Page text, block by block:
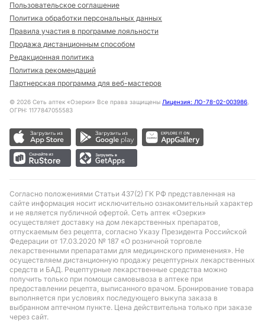
Пользовательское соглашение
Политика обработки персональных данных
Правила участия в программе лояльности
Продажа дистанционным способом
Редакционная политика
Политика рекомендаций
Партнерская программа для веб-мастеров
© 2026 Сеть аптек «Озерки» Все права защищены Лицензия: ЛО-78-02-003986,
ОГРН: 1177847055583
Согласно положениями Статьи 437(2) ГК РФ представленная на
сайте информация носит исключительно ознакомительный характер
и не является публичной офертой. Сеть аптек «Озерки»
осуществляет доставку на дом лекарственных препаратов,
отпускаемым без рецепта, согласно Указу Президента Российской
Федерации от 17.03.2020 № 187 «О розничной торговле
лекарственными препаратами для медицинского применения». Не
осуществляем дистанционную продажу рецептурных лекарственных
средств и БАД. Рецептурные лекарственные средства можно
получить только при помощи самовывоза в аптеке при
предоставлении рецепта, выписанного врачом. Бронирование товара
выполняется при условиях последующего выкупа заказа в
выбранном аптечном пункте. Цена действительна только при заказе
через сайт.